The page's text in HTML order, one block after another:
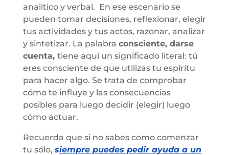
analítico y verbal. En ese escenario se
pueden tomar decisiones, reflexionar, elegir
tus actividades y tus actos, razonar, analizar
y sintetizar. La palabra consciente, darse
cuenta, tiene aquí un significado literal: tú
eres consciente de que utilizas tu espíritu
para hacer algo. Se trata de comprobar
cómo te influye y las consecuencias
posibles para luego decidir (elegir) luego
cómo actuar.
Recuerda que si no sabes como comenzar
tu sólo, siempre puedes pedir ayuda a un